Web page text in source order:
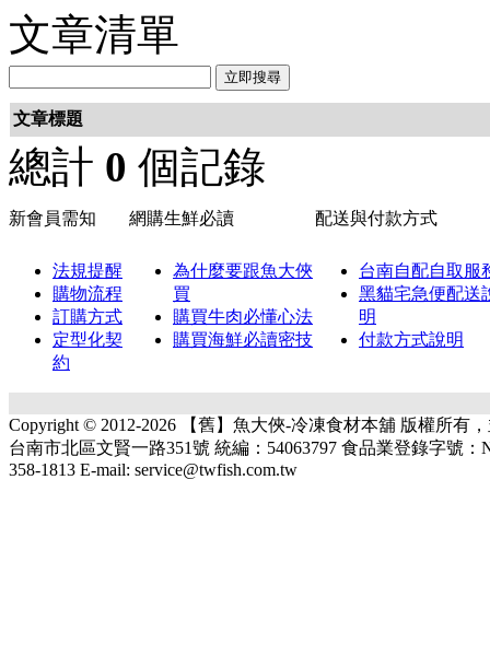
文章清單
文章標題
總計 0 個記錄
新會員需知 網購生鮮必讀 配送與付款方式
法規提醒
購物流程
訂購方式
定型化契
約
為什麼要跟魚大俠
買
購買牛肉必懂心法
購買海鮮必讀密技
台南自配自取服
黑貓宅急便配送
明
付款方式說明
Copyright © 2012-2026 【舊】魚大俠-冷凍食材本舖 版權所有
台南市北區文賢一路351號 統編：54063797 食品業登錄字號：
358-1813 E-mail: service@twfish.com.tw